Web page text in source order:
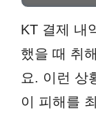
KT 결제 내
했을 때 취
요. 이런 상
이 피해를